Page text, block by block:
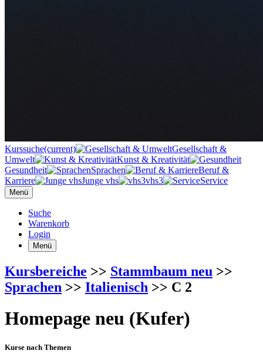
Kurssuche(current)
Gesellschaft &
Umwelt
Kunst & Kreativität
Gesundheit
Sprachen
Beruf &
Karriere
Junge vhs vhs3 Service
Menü
Suche
Warenkorb
Login
Menü
Kursbereiche >> Stammbaum neu >>
Sprachen >> Italienisch >> C 2
Homepage neu (Kufer)
Kurse nach Themen